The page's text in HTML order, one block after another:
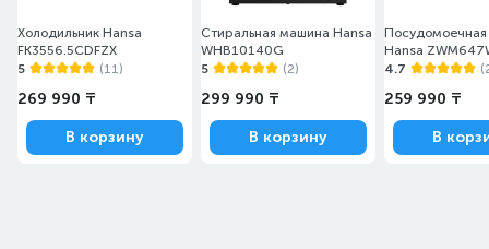
Холодильник Hansa
FK3556.5CDFZX
5
(11)
269 990 ₸
В корзину
Стиральная машина Hansa
WHB10140G
5
(2)
299 990 ₸
В корзину
Hansa
4.7
259 990 ₸
В